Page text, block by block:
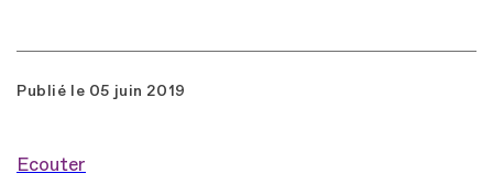
Publié le 05 juin 2019
Ecouter